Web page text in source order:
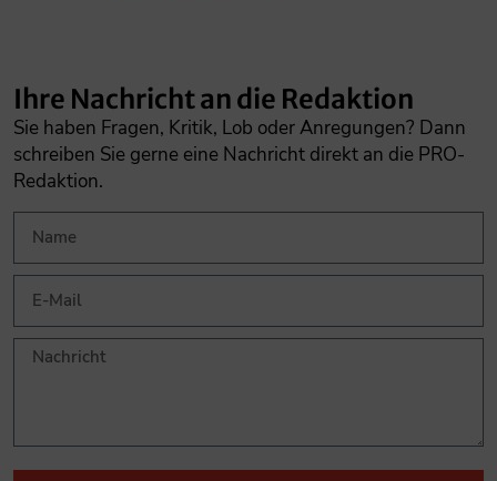
Ihre Nachricht an die Redaktion
Sie haben Fragen, Kritik, Lob oder Anregungen? Dann
schreiben Sie gerne eine Nachricht direkt an die PRO-
Redaktion.